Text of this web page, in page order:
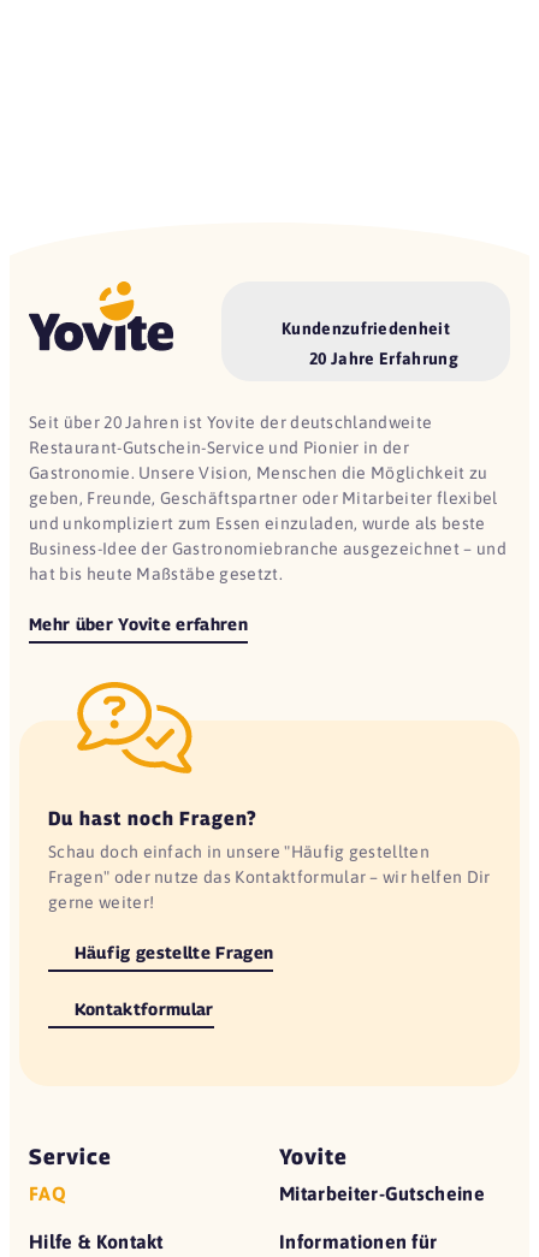
Kundenzufriedenheit
20 Jahre Erfahrung
Seit über 20 Jahren ist Yovite der deutschlandweite
Restaurant-Gutschein-Service und Pionier in der
Gastronomie. Unsere Vision, Menschen die Möglichkeit zu
geben, Freunde, Geschäftspartner oder Mitarbeiter flexibel
und unkompliziert zum Essen einzuladen, wurde als beste
Business-Idee der Gastronomiebranche ausgezeichnet – und
hat bis heute Maßstäbe gesetzt.
Mehr über Yovite erfahren
Du hast noch Fragen?
Schau doch einfach in unsere "Häufig gestellten
Fragen" oder nutze das Kontaktformular – wir helfen Dir
gerne weiter!
Häufig gestellte Fragen
Kontaktformular
Service
FAQ
Hilfe & Kontakt
Yovite
Mitarbeiter-Gutscheine
Informationen für